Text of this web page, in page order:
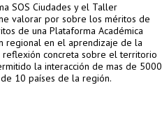
SOS Ciudades y el Taller
valorar por sobre los méritos de
de una Plataforma Académica
regional en el aprendizaje de la
reflexión concreta sobre el territorio
la interacción de mas de 5000
10 países de la región.